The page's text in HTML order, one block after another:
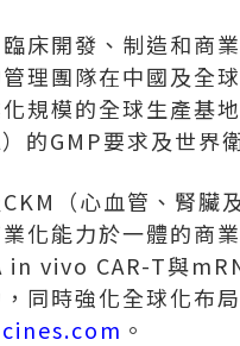
床開發、制造和商
理團隊在中國及全
規模的全球生產基
的GMP要求及世界
（心血管、腎臟
化能力於一體的商
vivo CAR-T與
同時強化全球化布
。